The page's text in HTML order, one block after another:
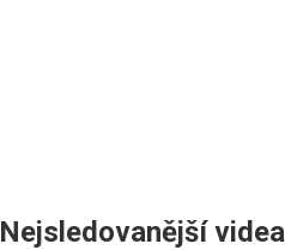
Nejsledovanější videa